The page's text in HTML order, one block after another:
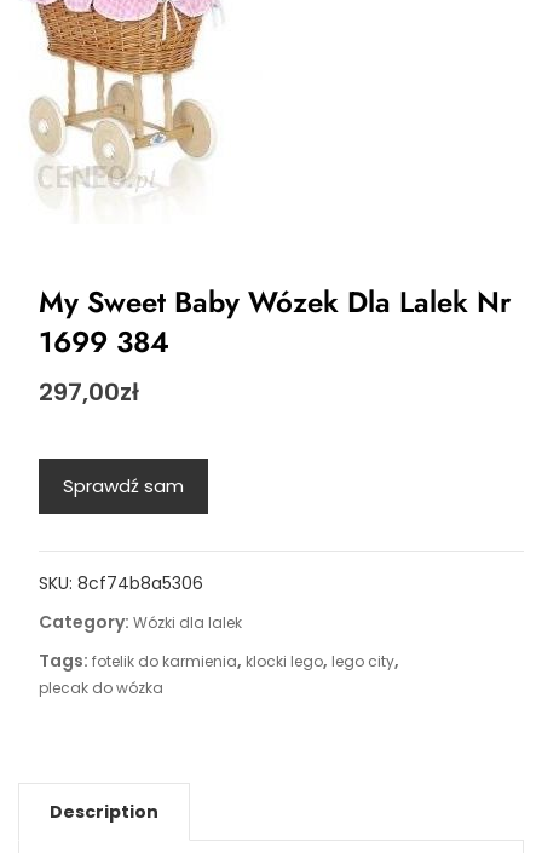
My Sweet Baby Wózek Dla Lalek Nr
1699 384
297,00zł
Sprawdź sam
SKU: 8cf74b8a5306
Category: Wózki dla lalek
Tags: fotelik do karmienia, klocki lego, lego city,
plecak do wózka
Description